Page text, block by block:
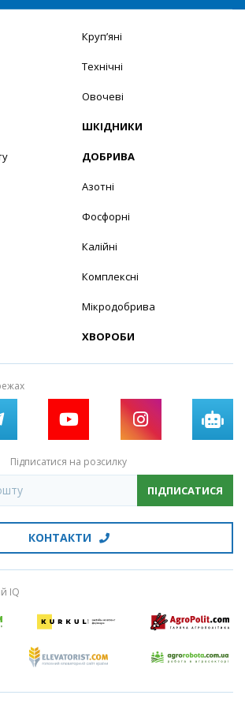
Круп’яні
Технічні
Овочеві
ШКІДНИКИ
ДОБРИВА
Азотні
Фосфорні
Калійні
Комплексні
Мікродобрива
ХВОРОБИ
Підписатися на розсилку
ПІДПИСАТИСЯ
КОНТАКТИ
IQ